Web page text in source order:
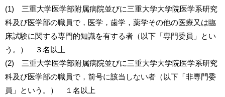
(1) 三重大学医学部附属病院並びに三重大学大学院医学系研究
科及び医学部の職員で，医学，歯学，薬学その他の医療又は臨
床試験に関する専門的知識を有する者（以下「専門委員」とい
う。） ３名以上
(2) 三重大学医学部附属病院並びに三重大学大学院医学系研究
科及び医学部の職員で，前号に該当しない者（以下「非専門委
員」という。） １名以上